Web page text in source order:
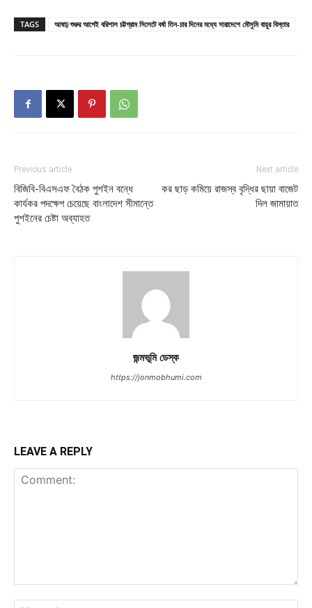
TAGS আষাঢ় শুরুর আগেই বরিশাল চট্টগ্রাম সিলেটে বর্ষা তিন-চার দিনের মধ্যে সারাদেশে মৌসুমি বায়ুর বিস্তার
Previous article
বিজিবি-বিএসএফ বৈঠক পুশইন বন্ধে
কার্যকর পদক্ষেপ চেয়েছে বাংলাদেশ সীমান্তে
পুশইনের চেষ্টা অব্যাহত
Next article
কর ছাড় কমিয়ে রাজস্ব বৃদ্ধির ছায়া বাজেট
দিল জামায়াত
জন্মভূমি ডেস্ক
https://jonmobhumi.com
LEAVE A REPLY